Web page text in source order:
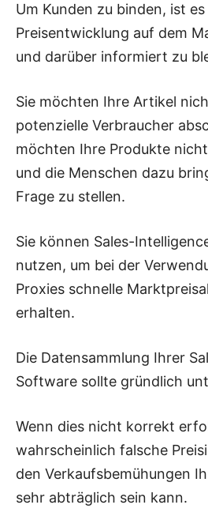
Um Kunden zu binden, ist
Preisentwicklung auf dem
und darüber informiert zu
Sie möchten Ihre Artikel
potenzielle Verbraucher
möchten Ihre Produkte
und die Menschen dazu
Frage zu stellen.
Sie können Sales-
nutzen, um bei der
Proxies schnelle
erhalten.
Die Datensammlung Ihrer
Software sollte gründlich
Wenn dies nicht korrekt
wahrscheinlich falsche
den Verkaufsbemühungen
sehr abträglich sein kann.